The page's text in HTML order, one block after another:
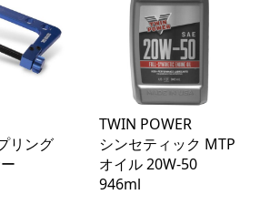
リング
TWIN POWER
シンセティック MTP
オイル 20W-50
946ml